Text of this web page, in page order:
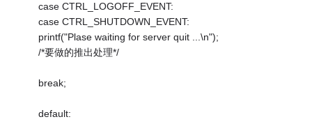
case CTRL_LOGOFF_EVENT:
case CTRL_SHUTDOWN_EVENT:
printf("Plase waiting for server quit ...\n");
/*要做的推出处理*/
break;
default: